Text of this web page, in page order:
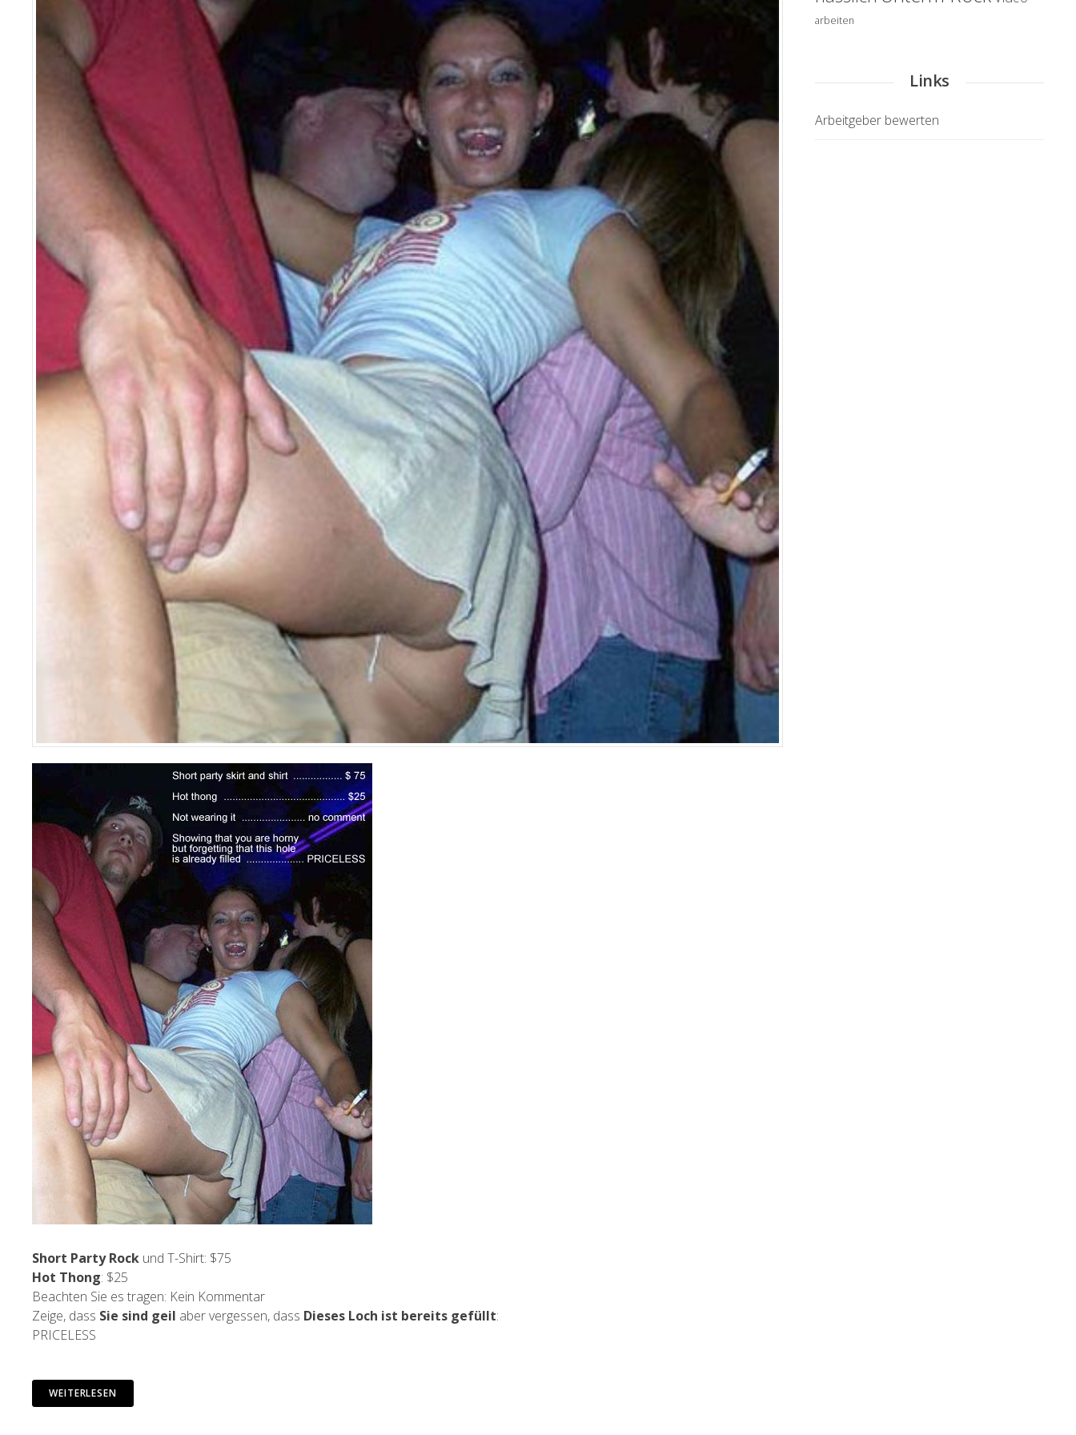
Short Party Rock und T-Shirt: $75
Hot Thong: $25
Beachten Sie es tragen: Kein Kommentar
Zeige, dass Sie sind geil aber vergessen, dass Dieses Loch ist bereits gefüllt:
PRICELESS
WEITERLESEN
arbeiten
Links
Arbeitgeber bewerten